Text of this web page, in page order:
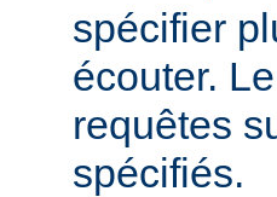
spécifier
écouter.
requêtes
spécifiés.